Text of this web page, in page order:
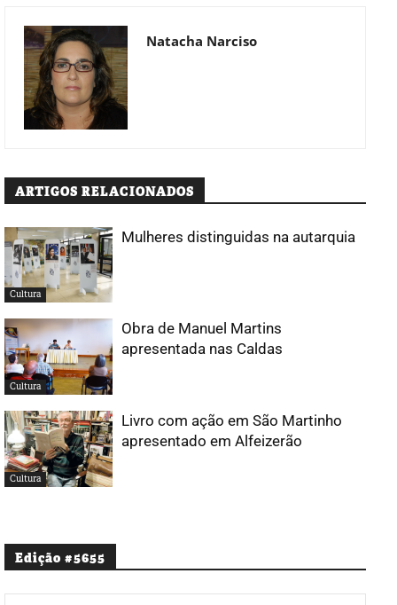
Natacha Narciso
ARTIGOS RELACIONADOS
Cultura
Mulheres distinguidas na autarquia
Cultura
Obra de Manuel Martins
apresentada nas Caldas
Cultura
Livro com ação em São Martinho
apresentado em Alfeizerão
Edição #5655